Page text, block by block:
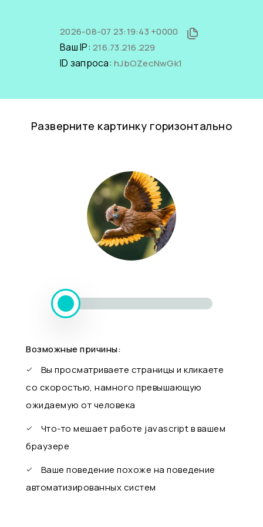
2026-08-07 23:19:43 +0000
Ваш IP: 216.73.216.229
ID запроса: hJbOZecNwGk1
Разверните картинку горизонтально
Возможные причины:
Вы просматриваете страницы и кликаете
со скоростью, намного превышающую
ожидаемую от человека
Что-то мешает работе javascript в вашем
браузере
Ваше поведение похоже на поведение
автоматизированных систем